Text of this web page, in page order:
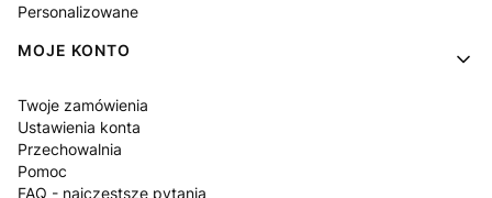
Personalizowane
MOJE KONTO
Twoje zamówienia
Ustawienia konta
Przechowalnia
Pomoc
FAQ - najczęstsze pytania